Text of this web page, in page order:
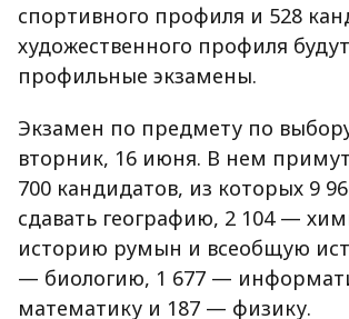
спортивного профиля и 528
художественного профиля
профильные экзамены.
Экзамен по предмету по
вторник, 16 июня. В нем
700 кандидатов, из которых 9
сдавать географию, 2 104 —
историю румын и всеобщую
— биологию, 1 677 —
математику и 187 — физику.